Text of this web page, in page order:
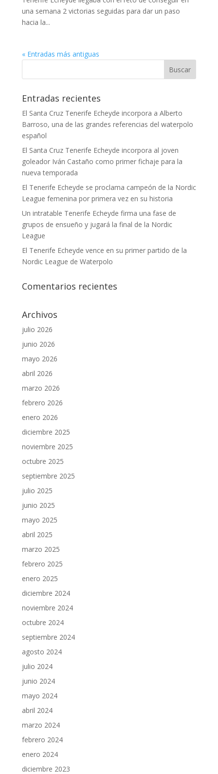
una semana 2 victorias seguidas para dar un paso
hacia la...
« Entradas más antiguas
Entradas recientes
El Santa Cruz Tenerife Echeyde incorpora a Alberto
Barroso, una de las grandes referencias del waterpolo
español
El Santa Cruz Tenerife Echeyde incorpora al joven
goleador Iván Castaño como primer fichaje para la
nueva temporada
El Tenerife Echeyde se proclama campeón de la Nordic
League femenina por primera vez en su historia
Un intratable Tenerife Echeyde firma una fase de
grupos de ensueño y jugará la final de la Nordic
League
El Tenerife Echeyde vence en su primer partido de la
Nordic League de Waterpolo
Comentarios recientes
Archivos
julio 2026
junio 2026
mayo 2026
abril 2026
marzo 2026
febrero 2026
enero 2026
diciembre 2025
noviembre 2025
octubre 2025
septiembre 2025
julio 2025
junio 2025
mayo 2025
abril 2025
marzo 2025
febrero 2025
enero 2025
diciembre 2024
noviembre 2024
octubre 2024
septiembre 2024
agosto 2024
julio 2024
junio 2024
mayo 2024
abril 2024
marzo 2024
febrero 2024
enero 2024
diciembre 2023